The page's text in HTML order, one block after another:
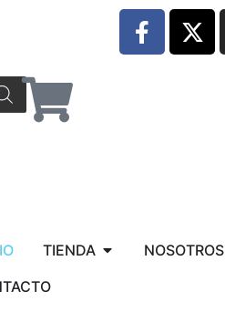
TIENDA
NOSOTROS